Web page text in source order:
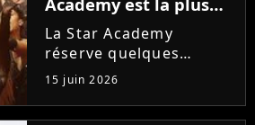
écoutée de l'histoire
de l'émission !
La Star Academy
réserve quelques
surprises. Cette
gagnante totalement
oubliée de l'émission
15 juin 2026